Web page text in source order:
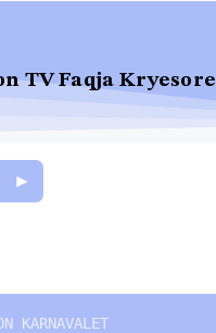
TV Faqja Kryesore
►
KARNAVALET